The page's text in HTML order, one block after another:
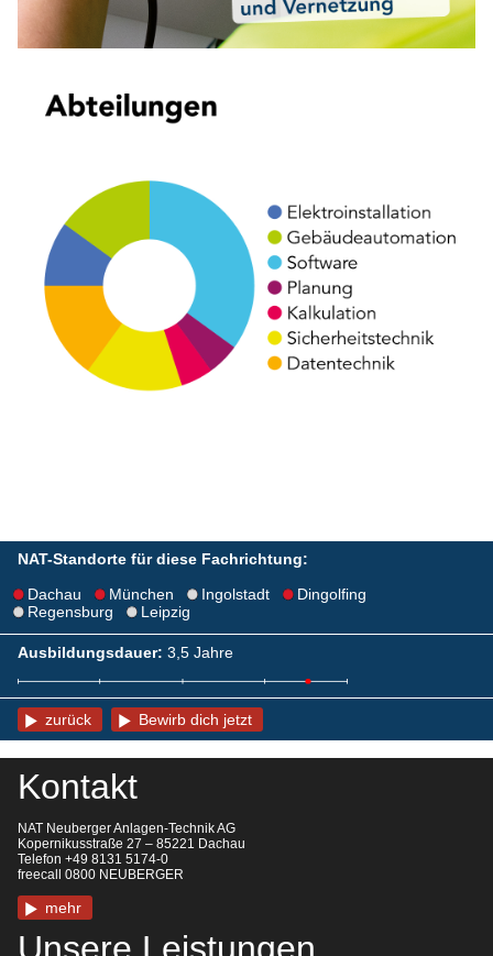
NAT-Standorte für diese Fachrichtung:
Dachau
München Ingolstadt
Dingolfing
Regensburg
Leipzig
Ausbildungsdauer: 3,5 Jahre
zurück Bewirb dich jetzt
Kontakt
NAT Neuberger Anlagen-Technik AG
Kopernikusstraße 27 – 85221 Dachau
Telefon +49 8131 5174-0
freecall 0800 NEUBERGER
mehr